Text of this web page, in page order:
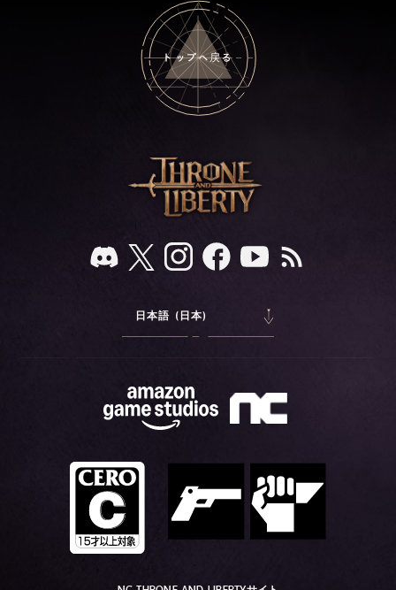
トップへ戻る
日本語 (日本)